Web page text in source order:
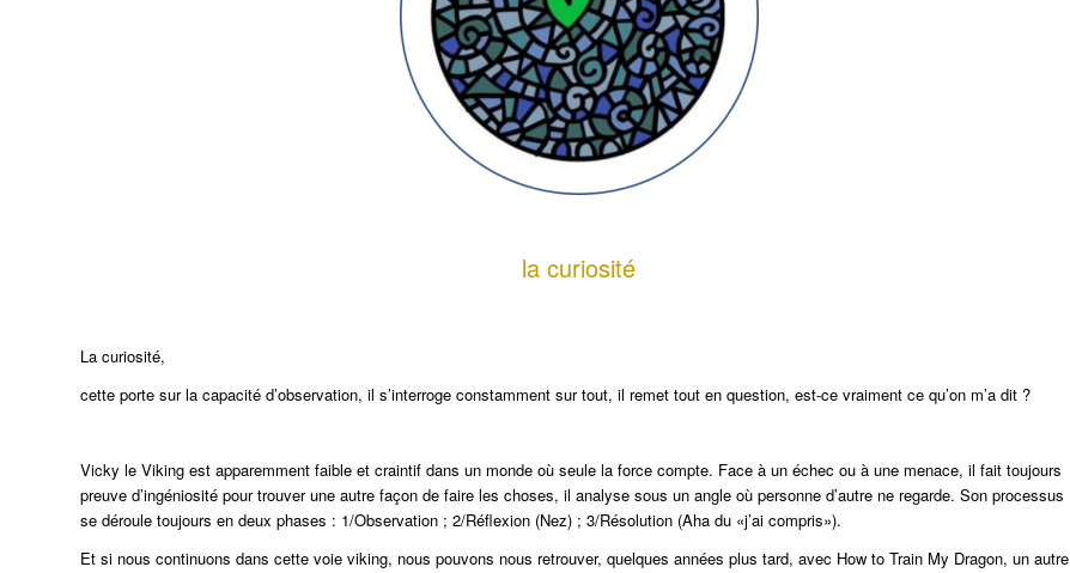
la curiosité
La curiosité,
cette porte sur la capacité d’observation, il s’interroge constamment sur tout, il remet tout en question, est-ce vraiment ce qu’on m’a dit ?
Vicky le Viking est apparemment faible et craintif dans un monde où seule la force compte. Face à un échec ou à une menace, il fait toujours
preuve d’ingéniosité pour trouver une autre façon de faire les choses, il analyse sous un angle où personne d’autre ne regarde. Son processus
se déroule toujours en deux phases : 1/Observation ; 2/Réflexion (Nez) ; 3/Résolution (Aha du «j’ai compris»).
Et si nous continuons dans cette voie viking, nous pouvons nous retrouver, quelques années plus tard, avec How to Train My Dragon, un autre